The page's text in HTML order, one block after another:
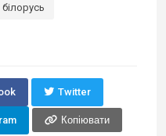
білорусь
Twitter
Копіювати